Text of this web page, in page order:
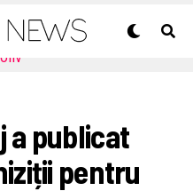
a publicat
pentru